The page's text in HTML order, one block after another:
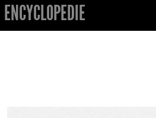
ENCYCLOPEDIE